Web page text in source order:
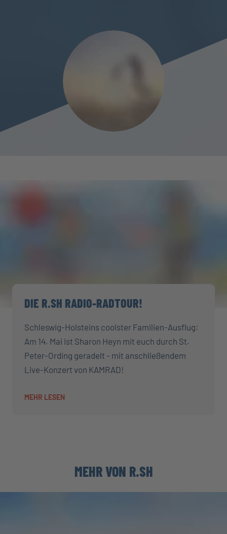
DIE R.SH RADIO-RADTOUR!
Schleswig-Holsteins coolster Familien-Ausflug:
Am 14. Mai ist Sharon Heyn mit euch durch St.
Peter-Ording geradelt - mit anschließendem
Live-Konzert von KAMRAD!
MEHR LESEN
MEHR VON R.SH